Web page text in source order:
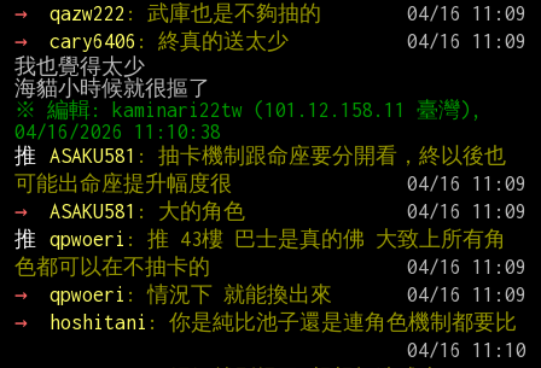
→
qazw222 : 武庫也是不夠抽的
→
cary6406 : 終真的送太少
我也覺得太少
※ 編輯: kaminari22tw (101.12.158.11 臺灣),
推
ASAKU581 : 抽卡機制跟命座要分開看，終以後也
可能出命座提升幅度很
→
ASAKU581 : 大的角色
推
qpwoeri : 推 43樓 巴士是真的佛 大致上所有角
色都可以在不抽卡的
→
qpwoeri : 情況下 就能換出來
→
hoshitani : 你是純比池子還是連角色機制都要比